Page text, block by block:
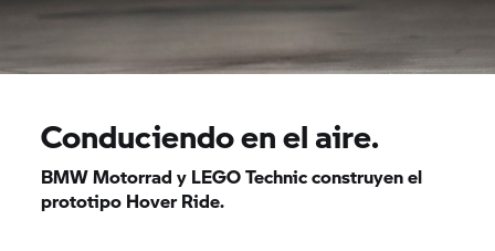
Conduciendo en el aire.
BMW Motorrad y LEGO Technic construyen el
prototipo Hover Ride.